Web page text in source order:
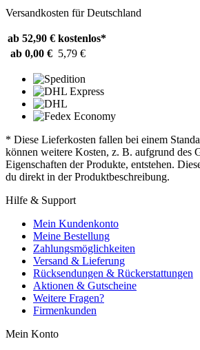
Versandkosten für Deutschland
ab 52,90 € kostenlos*
ab 0,00 € 5,79 €
* Diese Lieferkosten fallen bei einem
können weitere Kosten, z. B. aufgrund des
Eigenschaften der Produkte, entstehen.
du direkt in der Produktbeschreibung.
Hilfe & Support
Mein Kundenkonto
Meine Bestellung
Zahlungsmöglichkeiten
Versand & Lieferung
Rücksendungen & Rückerstattungen
Aktionen & Gutscheine
Weitere Fragen?
Firmenkunden
Mein Konto